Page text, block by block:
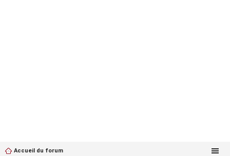
Accueil du forum